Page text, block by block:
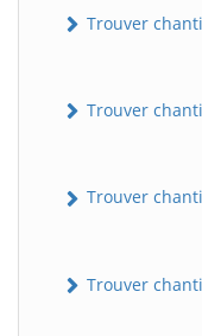
Trouver
Trouver
Trouver
Trouver